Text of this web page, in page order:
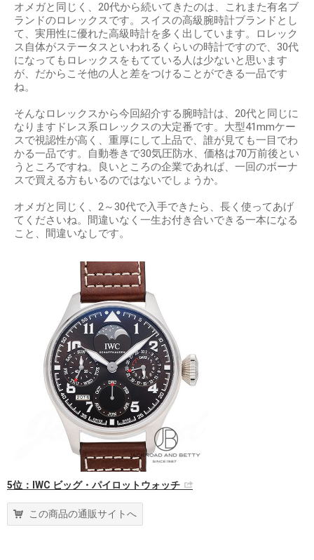
オメガと同じく、20代から続いてきたのは、これまた有名ブ
ランドのロレックスです。スイスの高級腕時計ブランドとし
て、実用性に優れた高級時計を多く出しています。ロレック
ス自体がステータスといわれるくらいの時計ですので、30代
になってもロレックスをもてている人は少ないと思います
が、だからこそ他の人と差をつけることができる一品です
ね。
そんなロレックスから今回紹介する腕時計は、20代と同じに
なりますドレス系ロレックスの大定番です。大型41mmケー
スで視認性が高く、重厚にして上品で、誰が見ても一目でわ
かる一品です。自動巻きで30気圧防水、価格は70万前後とい
うところですね。良いところの企業であれば、一回のボーナ
スで買える方もいるのではないでしょうか。
オメガと同じく、2～30代で入手できたら、長く使ってあげ
てくださいね。間違いなく一生お付き合いできる一本になる
こと、間違いなしです。
5位：IWC ビッグ・パイロットウォッチ
この商品の通販サイトへ